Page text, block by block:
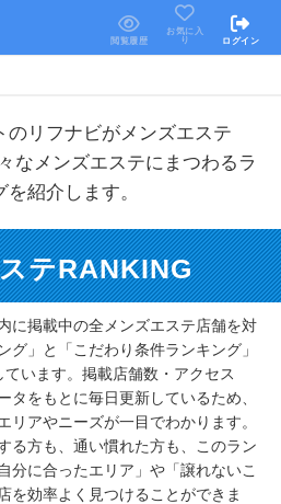
閲覧履歴
お気に入
り
ログイン
のリフナビがメンズエステ
なメンズエステにまつわるラ
を紹介します。
テRANKING
に掲載中の全メンズエステ店舗を対
グ」と「こだわり条件ランキング」
います。掲載店舗数・アクセス
タをもとに毎日更新しているため、
リアやニーズが一目でわかります。
る方も、通い慣れた方も、このラン
分に合ったエリア」や「譲れないこ
を効率よく見つけることができま